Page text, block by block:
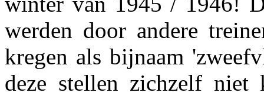
werden door andere
kregen als bijnaam
deze stellen zichzelf niet